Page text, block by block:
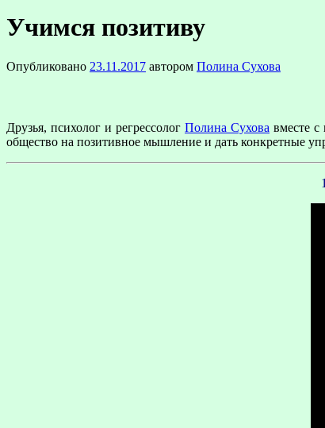
Учимся позитиву
Опубликовано 23.11.2017 автором Полина Сухова
Друзья, психолог и регрессолог Полина Сухова вместе
общество на позитивное мышление и дать конкретные